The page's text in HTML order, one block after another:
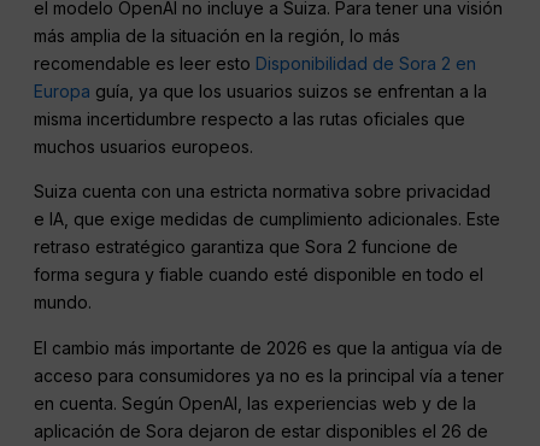
el modelo OpenAI no incluye a Suiza. Para tener una visión
más amplia de la situación en la región, lo más
recomendable es leer esto Disponibilidad de Sora 2 en
Europa guía, ya que los usuarios suizos se enfrentan a la
misma incertidumbre respecto a las rutas oficiales que
muchos usuarios europeos.
Suiza cuenta con una estricta normativa sobre privacidad
e IA, que exige medidas de cumplimiento adicionales. Este
retraso estratégico garantiza que Sora 2 funcione de
forma segura y fiable cuando esté disponible en todo el
mundo.
El cambio más importante de 2026 es que la antigua vía de
acceso para consumidores ya no es la principal vía a tener
en cuenta. Según OpenAI, las experiencias web y de la
aplicación de Sora dejaron de estar disponibles el 26 de